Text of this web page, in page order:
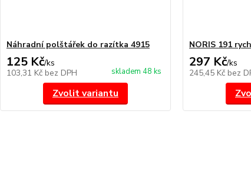
Náhradní polštářek do razítka 4915
125 Kč/ks
103,31 Kč bez DPH skladem 48 ks
Zvolit variantu
NORIS 191
297 Kč/ks
245,45 Kč bez